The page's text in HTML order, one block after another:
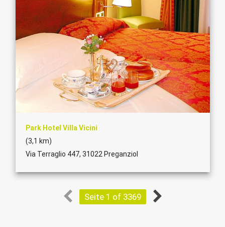
Park Hotel Villa Vicini
(3,1 km)
Via Terraglio 447, 31022 Preganziol
Seite 1 of 3369